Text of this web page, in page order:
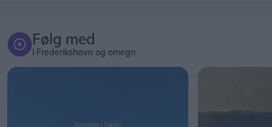
Følg med
i Frederikshavn og omegn